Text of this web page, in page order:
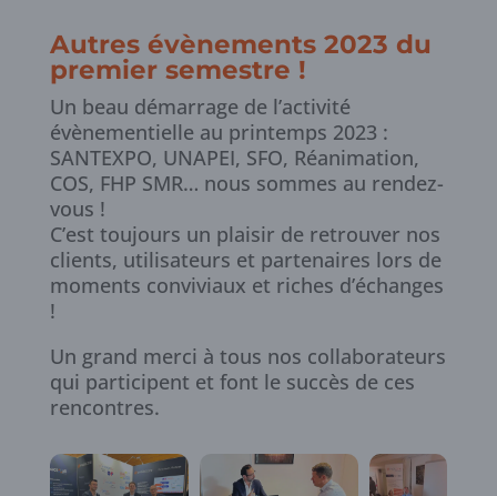
Autres évènements 2023 du
premier semestre !
Un beau démarrage de l’activité
évènementielle au printemps 2023 :
SANTEXPO, UNAPEI, SFO, Réanimation,
COS, FHP SMR… nous sommes au rendez-
vous !
C’est toujours un plaisir de retrouver nos
clients, utilisateurs et partenaires lors de
moments conviviaux et riches d’échanges
!
Un grand merci à tous nos collaborateurs
qui participent et font le succès de ces
rencontres.